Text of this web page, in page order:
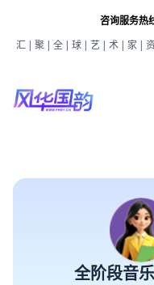
咨询服务热
汇|聚|全|球|艺|术|家|
全阶段音